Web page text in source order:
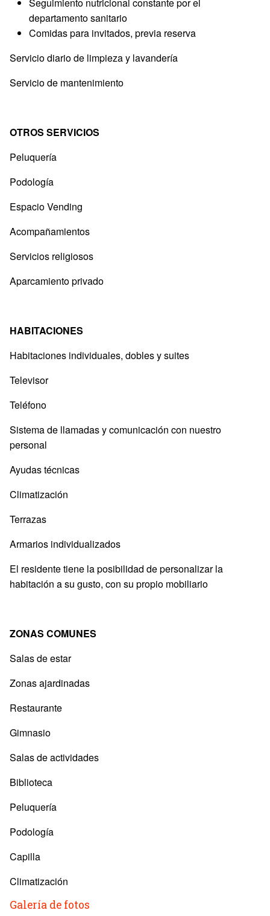
departamento sanitario
Comidas para invitados, previa reserva
Servicio diario de limpieza y lavandería
Servicio de mantenimiento
OTROS SERVICIOS
Peluquería
Podología
Espacio Vending
Acompañamientos
Servicios religiosos
Aparcamiento privado
HABITACIONES
Habitaciones individuales, dobles y suites
Televisor
Teléfono
Sistema de llamadas y comunicación con nuestro
personal
Ayudas técnicas
Climatización
Terrazas
Armarios individualizados
El residente tiene la posibilidad de personalizar la
habitación a su gusto, con su propio mobiliario
ZONAS COMUNES
Salas de estar
Zonas ajardinadas
Restaurante
Gimnasio
Salas de actividades
Biblioteca
Peluquería
Podología
Capilla
Climatización
Galería de fotos